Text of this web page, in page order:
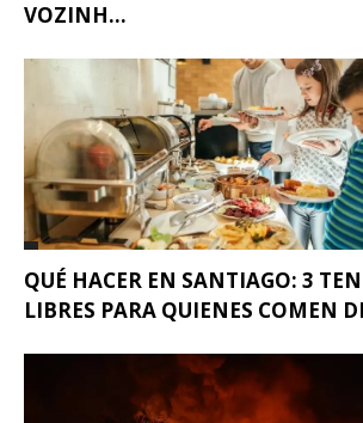
VOZINH...
QUÉ HACER EN SANTIAGO: 3
LIBRES PARA QUIENES COMEN